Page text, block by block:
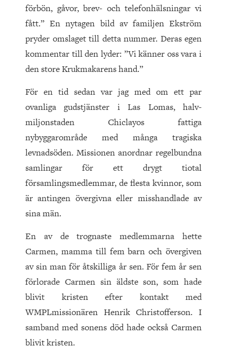
förbön, gåvor, brev- och telefonhälsningar vi
fått.” En nytagen bild av familjen Ekström
pryder omslaget till detta nummer. Deras egen
kommentar till den lyder: ”Vi känner oss vara i
den store Krukmakarens hand.”
För en tid sedan var jag med om ett par
ovanliga gudstjänster i Las Lomas, halv-
miljonstaden Chiclayos fattiga
nybyggarområde med många tragiska
levnadsöden. Missionen anordnar regelbundna
samlingar för ett drygt tiotal
församlingsmedlemmar, de flesta kvinnor, som
är antingen övergivna eller misshandlade av
sina män.
En av de trognaste medlemmarna hette
Carmen, mamma till fem barn och övergiven
av sin man för åtskilliga år sen. För fem år sen
förlorade Carmen sin äldste son, som hade
blivit kristen efter kontakt med
WMPLmissionären Henrik Christofferson. I
samband med sonens död hade också Carmen
blivit kristen.